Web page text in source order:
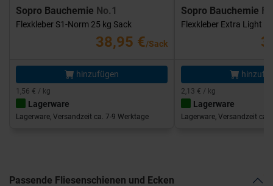
Sopro Bauchemie No.1
Flexkleber S1-Norm 25 kg Sack
38,95 €/Sack
hinzufügen
1,56 € / kg
Lagerware
Lagerware, Versandzeit ca. 7-9 Werktage
Sopro Bauchemie
Flexkleber Extra Light
2,13 € / kg
Lagerware
Lagerware, Versandzeit ca.
Passende Fliesenschienen und Ecken